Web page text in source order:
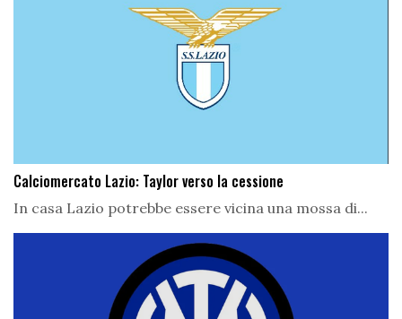
Calciomercato Lazio: Taylor verso la cessione
In casa Lazio potrebbe essere vicina una mossa di...